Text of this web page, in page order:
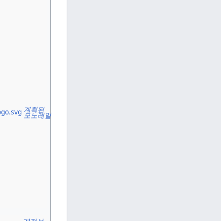
계획된
모노레일